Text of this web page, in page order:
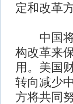
定和改革
中国将
构改革来
用。美国
转向减少
方将共同